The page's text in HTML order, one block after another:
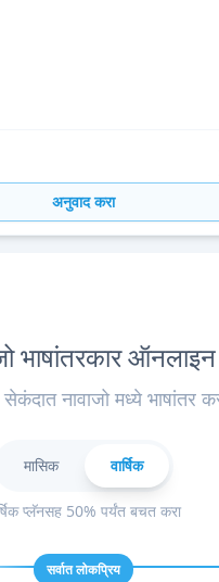
अनुवाद करा
भाषांतरकार ऑनलाइन
नावाजो मध्ये भाषांतर
मासिक वार्षिक
प्लॅनसह 50% पर्यंत बचत करा
सर्वात लोकप्रिय